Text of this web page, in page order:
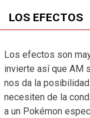
LOS EFECTOS
Los efectos son
invierte así que AM
nos da la
necesiten de la
a un Pokémon